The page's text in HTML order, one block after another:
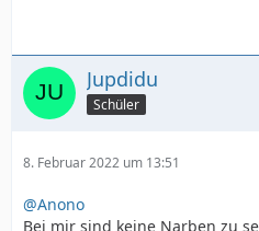
Jupdidu
Schüler
8. Februar 2022 um 13:51
@Anono
Bei mir sind keine Narben zu